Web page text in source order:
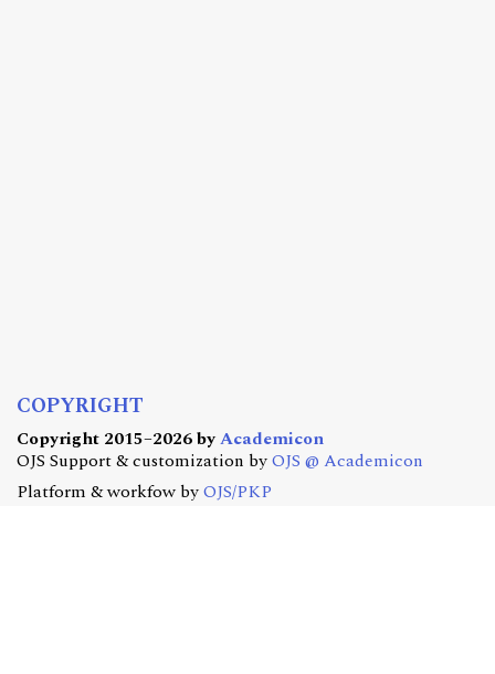
COPYRIGHT
Copyright 2015–2026 byAcademicon
OJS Support & customization byOJS @ Academicon
Platform & workfow byOJS/PKP